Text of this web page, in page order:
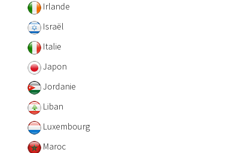
Irlande
Israël
Italie
Japon
Jordanie
Liban
Luxembourg
Maroc